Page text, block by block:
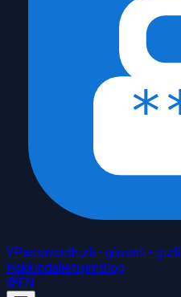
YPasswordhızlı • güvenli • gizli
HakkındaİletişimBlog
EN